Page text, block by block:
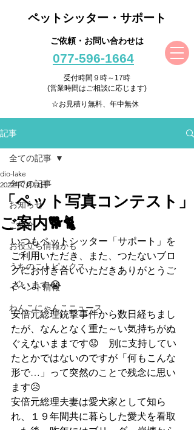
ペットシッター・サポート
ご依頼・お問い合わせは
077-596-1664
受付時間９時～17時
(営業時間はご相談に応じます)
☆お見積り無料、年中無休
記事
全ての記事
お知らせ
ご紹介
お役立ち情報かも
うちのこトピックス
イベント情報
わんこにゃんこニュース
全ての記事
「ペット写真コンテスト」
ご案内🐕🐈
dio-lake
2022年7月11日
いつもペットシッター「サポート」を
ご利用いただき、また、つたないブロ
グにお付き合いいただきありがとうご
ざいます😭
安倍元総理銃撃事件から数日経ちまし
たが、なんとなく重た～い気持ちがぬ
ぐえないままです😟　別に支持してい
たとかではないのですが「何もこんな
形で…」って突然のことで残念に思い
ます😥
安倍元総理夫妻は愛犬家として知ら
れ、１９年間共に暮らした愛犬を看取